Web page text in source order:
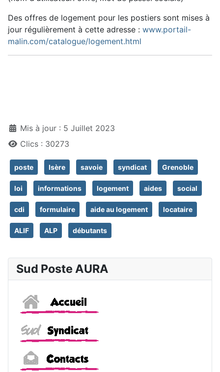
Des offres de logement pour les postiers sont mises à
jour régulièrement à cette adresse : www.portail-
malin.com/catalogue/logement.html
DétailsMis à jour : 5 Juillet 2023
Clics : 30273
poste Isère savoie syndicat Grenoble
loi informations logement aides social
cdi formulaire aide au logement locataire
ALIF ALP débutants
Sud Poste AURA